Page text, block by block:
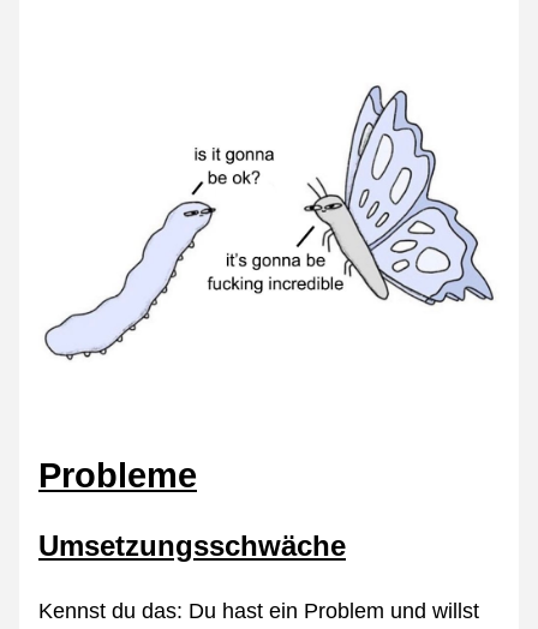
Probleme
Umsetzungsschwäche
Kennst du das: Du hast ein Problem und willst